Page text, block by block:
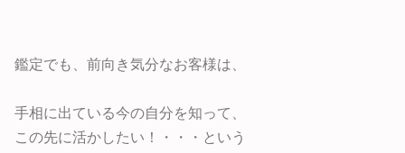
鑑定でも、前向き気分なお客様は、
手相に出ている今の自分を知って、
この先に活かしたい！・・・という